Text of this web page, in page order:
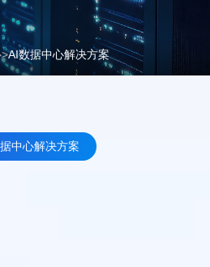
>AI数据中心解决方案
中心解决方案